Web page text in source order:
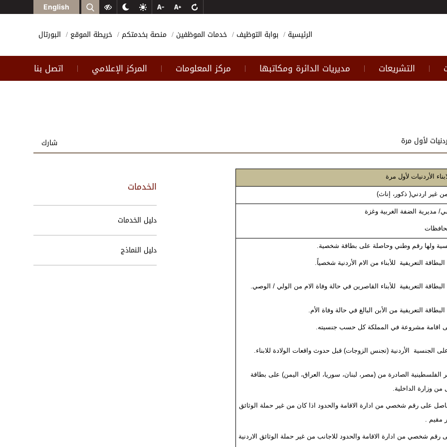
English
الرئيسية بوابة التوظيف خدمات الموظفين منصة بخدمتكم خريطة الموقع البورتال
| التشريعات | مديريات الدائرة ومكاتبها | مركز المعلومات | المركز الإعلامي | اتصل بنا
لأول مرة شارك
الأردنيات لأول مرة
من غير اردني( ذكور، إناث)
مديرية الضفة الغربية وغزة
الصادرة من (مصر، لبنان، سوريا، العراق، اليمن) على بطاقة
وزارة الداخلية.
على رقم شخصي من ادارة الاقامة والحدود اذا كان من غير حملة الوثائق
مقيم .
شخصي من ادارة الاقامة والحدود للاجانب من غير حملة الوثائق الاردنية
الخدمات
دليل الخدمات
دليل النماذج